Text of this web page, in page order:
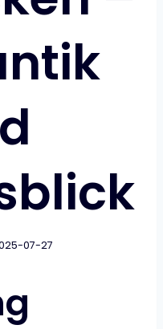
07-27